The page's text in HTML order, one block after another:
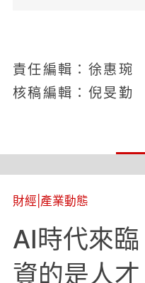
責任編輯：徐惠琬
核稿編輯：倪旻勤
財經 產業動態
AI時代來
資的是人